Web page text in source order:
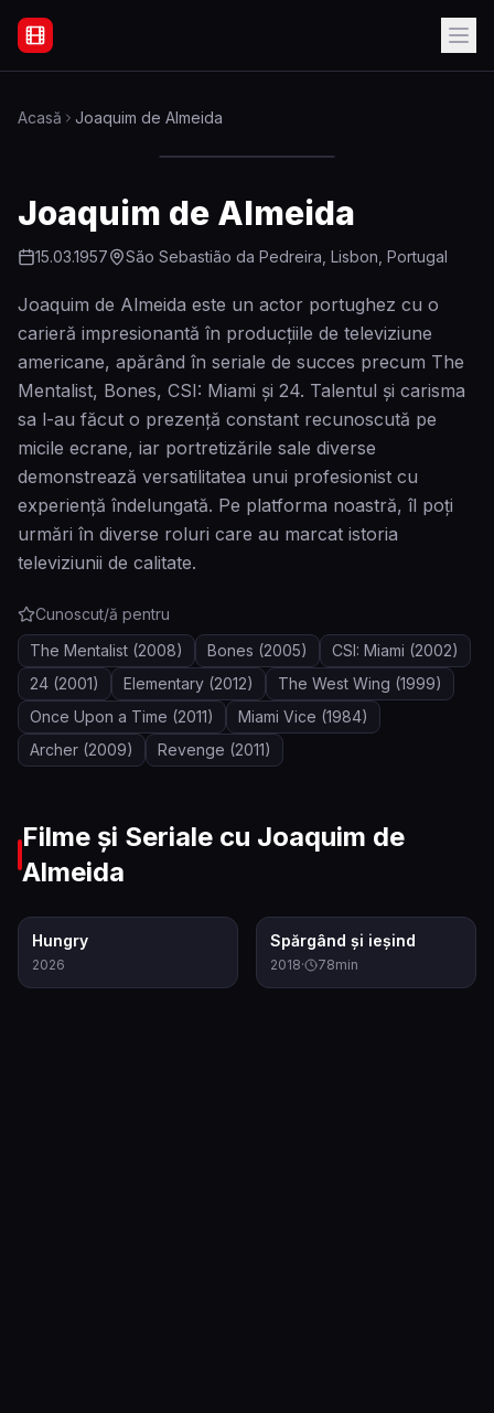
Filme Online Subtitrate - Acasă
Acasă Joaquim de Almeida
Joaquim de Almeida
15.03.1957 São Sebastião da Pedreira, Lisbon, Portugal
Joaquim de Almeida este un actor portughez cu o
carieră impresionantă în producțiile de televiziune
americane, apărând în seriale de succes precum The
Mentalist, Bones, CSI: Miami și 24. Talentul și carisma
sa l-au făcut o prezență constant recunoscută pe
micile ecrane, iar portretizările sale diverse
demonstrează versatilitatea unui profesionist cu
experiență îndelungată. Pe platforma noastră, îl poți
urmări în diverse roluri care au marcat istoria
televiziunii de calitate.
Cunoscut/ă pentru
The Mentalist (2008) Bones (2005) CSI: Miami (2002)
24 (2001) Elementary (2012) The West Wing (1999)
Once Upon a Time (2011) Miami Vice (1984)
Archer (2009) Revenge (2011)
Filme și Seriale cu Joaquim de
Almeida
Hungry
2026
Spărgând și ieșind
2018· 78min